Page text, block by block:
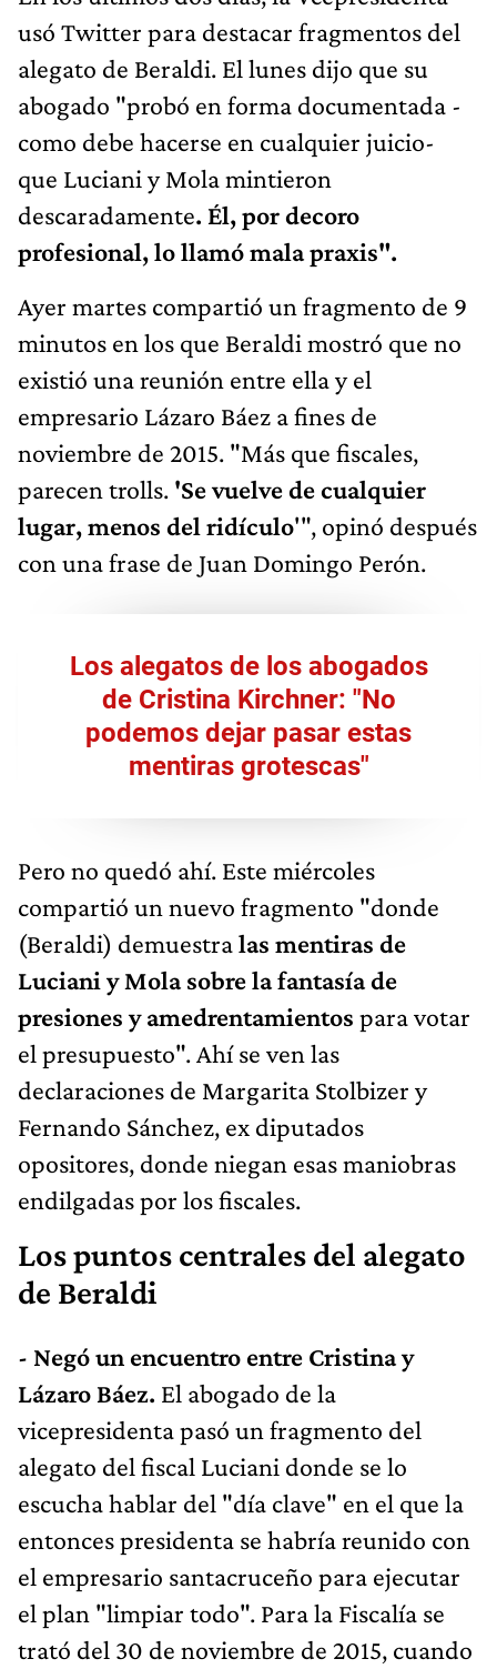
usó Twitter para destacar fragmentos del
alegato de Beraldi. El lunes dijo que su
abogado "probó en forma documentada -
como debe hacerse en cualquier juicio-
que Luciani y Mola mintieron
descaradamente. Él, por decoro
profesional, lo llamó mala praxis".
Ayer martes compartió un fragmento de 9
minutos en los que Beraldi mostró que no
existió una reunión entre ella y el
empresario Lázaro Báez a fines de
noviembre de 2015. "Más que fiscales,
parecen trolls. 'Se vuelve de cualquier
lugar, menos del ridículo'", opinó después
con una frase de Juan Domingo Perón.
Los alegatos de los abogados
de Cristina Kirchner: "No
podemos dejar pasar estas
mentiras grotescas"
Pero no quedó ahí. Este miércoles
compartió un nuevo fragmento "donde
(Beraldi) demuestralas mentiras de
Luciani y Mola sobre la fantasía de
presiones y amedrentamientos para votar
el presupuesto". Ahí se ven las
declaraciones de Margarita Stolbizer y
Fernando Sánchez, ex diputados
opositores, donde niegan esas maniobras
endilgadas por los fiscales.
Los puntos centrales del alegato
de Beraldi
- Negó un encuentro entre Cristina y
Lázaro Báez. El abogado de la
vicepresidenta pasó un fragmento del
alegato del fiscal Luciani donde se lo
escucha hablar del "día clave" en el que la
entonces presidenta se habría reunido con
el empresario santacruceño para ejecutar
el plan "limpiar todo". Para la Fiscalía se
trató del 30 de noviembre de 2015, cuando